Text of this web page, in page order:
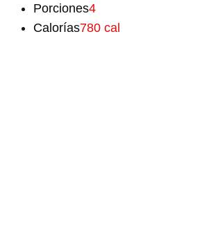
Porciones4
Calorías780 cal